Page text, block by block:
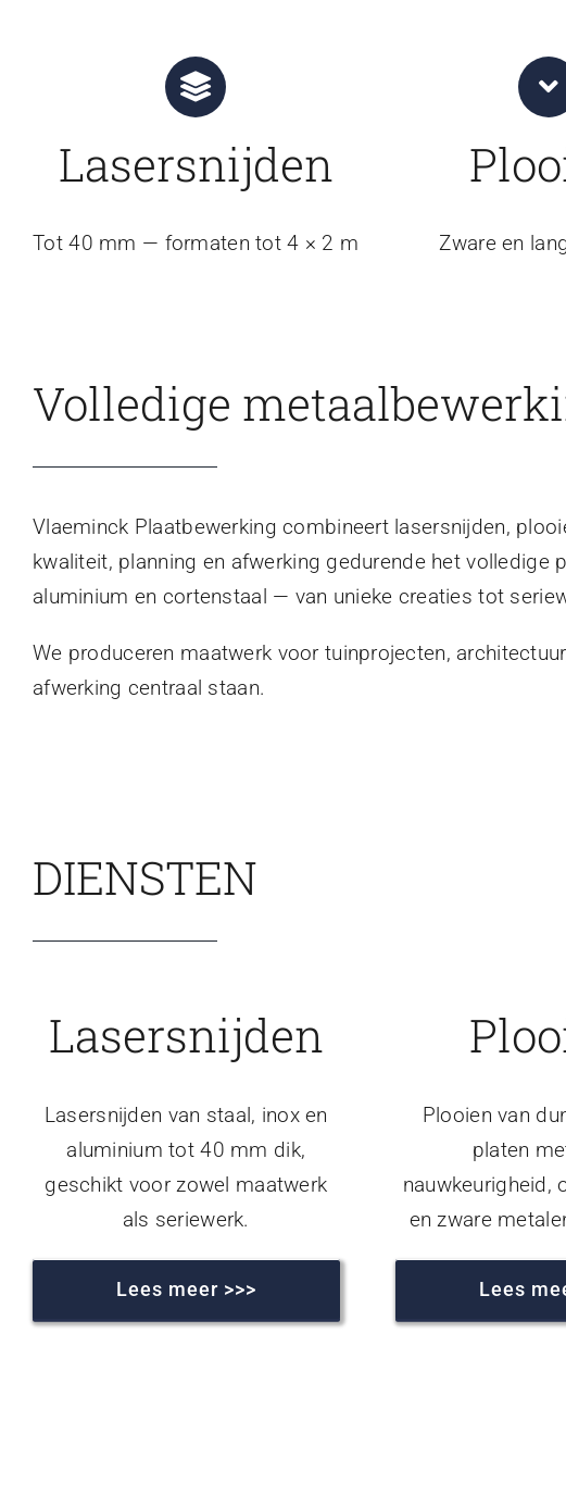
Lasersnijden
Tot 40 mm — formaten tot 4 × 2 m Zware en
Volledige
Vlaeminck Plaatbewerking combineert lasersnijden,
kwaliteit, planning en afwerking gedurende het
aluminium en cortenstaal — van unieke creaties tot
We produceren maatwerk voor tuinprojecten,
afwerking centraal staan.
DIENSTEN
Lasersnijden
Lasersnijden van staal, inox en
aluminium tot 40 mm dik,
geschikt voor zowel maatwerk
als seriewerk.
Lees meer >>>
Plooien van
platen
nauwkeurigheid,
en zware
Lees